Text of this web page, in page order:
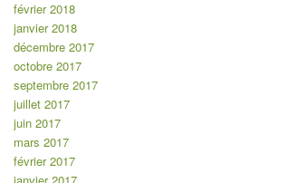
février 2018
janvier 2018
décembre 2017
octobre 2017
septembre 2017
juillet 2017
juin 2017
mars 2017
février 2017